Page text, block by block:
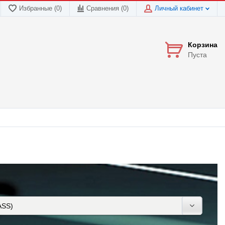
Избранные (0) Сравнения (0) Личный кабинет
Корзина
Пуста